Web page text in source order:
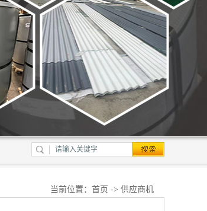
当前位置： 首页 -> 供应商机